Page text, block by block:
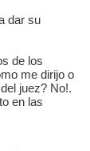
dar su
de los
me dirijo o
juez? No!.
en las